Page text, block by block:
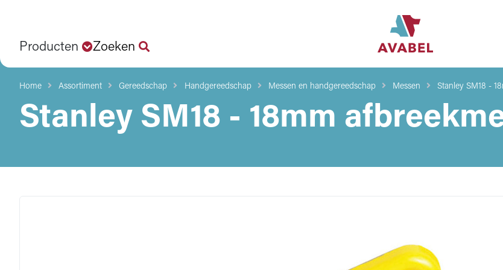
Producten Zoeken
Home Assortiment Gereedschap Handgereedschap Messen en handgereedschap Messen Stanley SM18 -
Stanley SM18 - 18mm